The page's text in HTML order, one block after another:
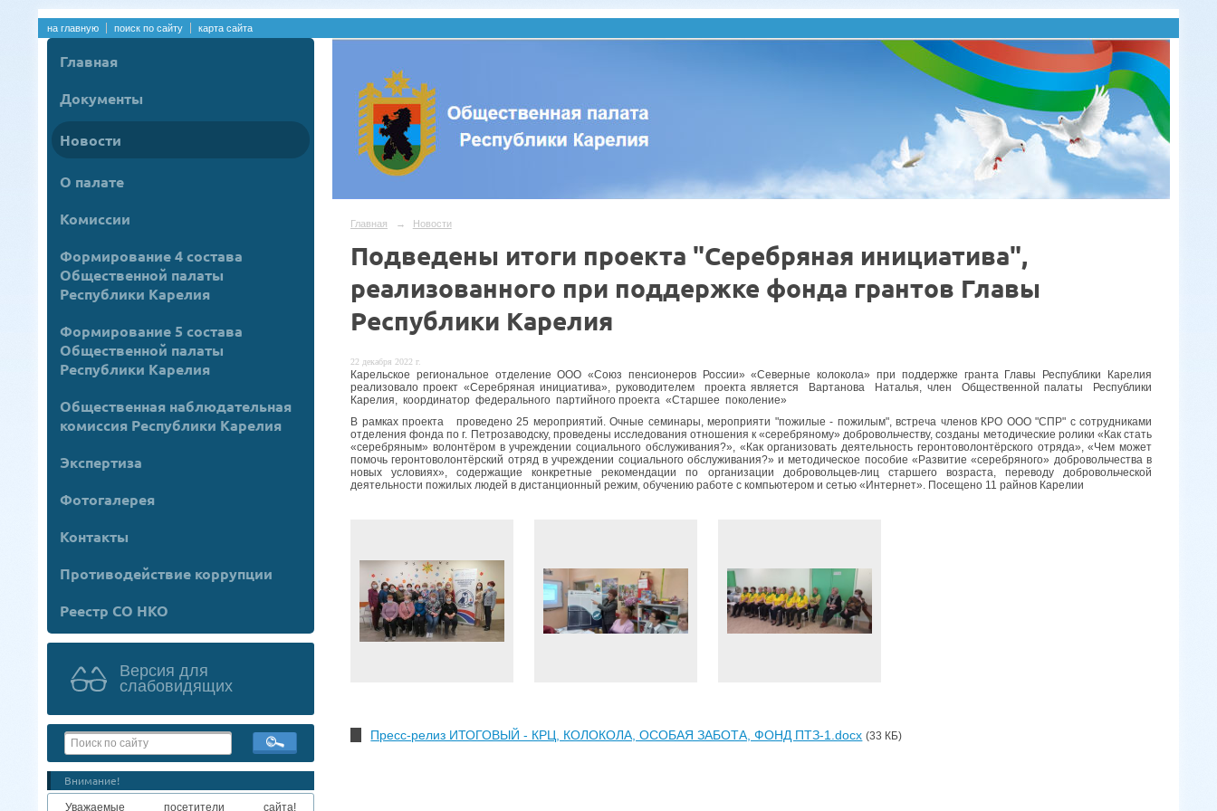
на главную поиск по сайту карта сайта
Главная
Документы
Новости
О палате
Комиссии
Формирование 4 состава
Общественной палаты
Республики Карелия
Формирование 5 состава
Общественной палаты
Республики Карелия
Общественная наблюдательная
комиссия Республики Карелия
Экспертиза
Фотогалерея
Контакты
Противодействие коррупции
Реестр СО НКО
Версия для
слабовидящих
Внимание!
Уважаемые посетители сайта!
Главная → Новости
Подведены итоги проекта "Серебряная инициатива",
реализованного при поддержке фонда грантов Главы
Республики Карелия
22 декабря 2022 г.
Карельское региональное отделение ООО «Союз пенсионеров России» «Северные колокола» при поддержке гранта Главы Республики Карелия
реализовало проект «Серебряная инициатива», руководителем проекта является Вартанова Наталья, член Общественной палаты Республики
Карелия, координатор федерального партийного проекта «Старшее поколение»
В рамках проекта проведено 25 мероприятий. Очные семинары, мероприяти "пожилые - пожилым", встреча членов КРО ООО "СПР" с сотрудниками
отделения фонда по г. Петрозаводску, проведены исследования отношения к «серебряному» добровольчеству, созданы методические ролики «Как стать
«серебряным» волонтёром в учреждении социального обслуживания?», «Как организовать деятельность геронтоволонтёрского отряда», «Чем может
помочь геронтоволонтёрский отряд в учреждении социального обслуживания?» и методическое пособие «Развитие «серебряного» добровольчества в
новых условиях», содержащие конкретные рекомендации по организации добровольцев-лиц старшего возраста, переводу добровольческой
деятельности пожилых людей в дистанционный режим, обучению работе с компьютером и сетью «Интернет». Посещено 11 райнов Карелии
Пресс-релиз ИТОГОВЫЙ - КРЦ, КОЛОКОЛА, ОСОБАЯ ЗАБОТА, ФОНД ПТЗ-1.docx (33 КБ)